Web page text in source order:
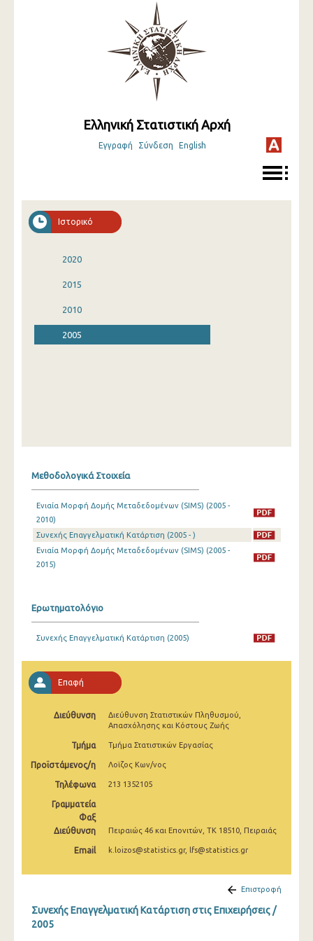
Ελληνική Στατιστική Αρχή
Εγγραφή Σύνδεση English
Ιστορικό
2020
2015
2010
2005
Μεθοδολογικά Στοιχεία
Ενιαία Μορφή Δομής Μεταδεδομένων (SIMS) (2005 -
2010)
Συνεχής Επαγγελματική Κατάρτιση (2005 - )
Ενιαία Μορφή Δομής Μεταδεδομένων (SIMS) (2005 -
2015)
Ερωτηματολόγιο
Συνεχής Επαγγελματική Κατάρτιση (2005)
Επαφή
Διεύθυνση
Διεύθυνση Στατιστικών Πληθυσμού,
Απασχόλησης και Κόστους Ζωής
Τμήμα Τμήμα Στατιστικών Εργασίας
Προϊστάμενος/η Λοϊζος Κων/νος
Τηλέφωνα 213 1352105
Γραμματεία
Φαξ
Διεύθυνση
Πειραιώς 46 και Επονιτών, ΤΚ 18510, Πειραιάς
Email k.loizos@statistics.gr, lfs@statistics.gr
Επιστροφή
Συνεχής Επαγγελματική Κατάρτιση στις Επιχειρήσεις /
2005